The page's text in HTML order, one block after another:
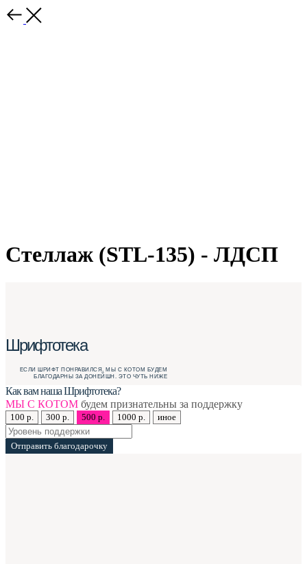
Стеллаж (STL-135) - ЛДСП
Шрифтотека
ЕСЛИ ШРИФТ ПОНРАВИЛСЯ, МЫ С КОТОМ БУДЕМ
БЛАГОДАРНЫ ЗА ДОНЕЙШН. ЭТО ЧУТЬ НИЖЕ
Как вам наша Шрифтотека?
МЫ С КОТОМ будем признательны за поддержку
100 р. 300 р. 500 р. 1000 р. иное
Отправить благодарочку